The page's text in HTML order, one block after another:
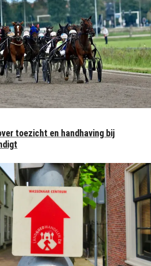
toezicht en handhaving bij